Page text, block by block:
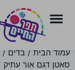
עמוד הבית / בדים /
סאטן דגם אור עתיק